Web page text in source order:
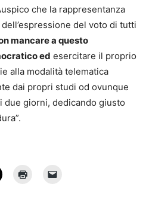
che la rappresentanza
del voto di tutti
mancare a questo
ed esercitare il proprio
alla modalità telematica
dai propri studi od ovunque
due giorni, dedicando giusto